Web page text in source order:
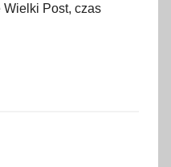
Post, czas